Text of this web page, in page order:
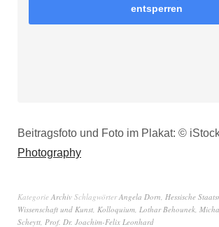
entsperren
Beitragsfoto und Foto im Plakat: ©
Photography
Kategorie Archiv SchlagwörterAngela Dorn, Hessische
Wissenschaft und Kunst, Kolloquium, Lothar Behounek,
Scheytt, Prof. Dr. Joachim-Felix Leonhard